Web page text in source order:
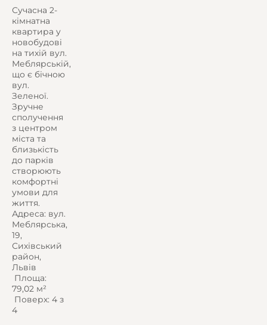
Сучасна 2-
кімнатна
квартира у
новобудові
на тихій вул.
Меблярській,
що є бічною
вул.
Зеленої.
Зручне
сполучення
з центром
міста та
близькість
до парків
створюють
комфортні
умови для
життя.
Адреса: вул.
Меблярська,
19,
Сихівський
район,
Львів
️ Площа:
79,02 м²
️ Поверх: 4 з
4